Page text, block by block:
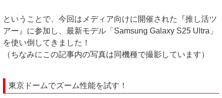
ということで、今回はメディア向けに開催された『推し活ツ
アー』に参加し、最新モデル「Samsung Galaxy S25 Ultra」
を使い倒してきました！
（ちなみにこの記事内の写真は同機種で撮影しています）
東京ドームでズーム性能を試す！